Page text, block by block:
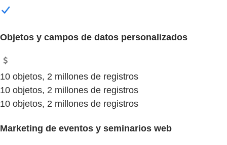
Objetos y campos de datos personalizados​
10 objetos, 2 millones de registros
10 objetos, 2 millones de registros
10 objetos, 2 millones de registros
Marketing de eventos y seminarios web